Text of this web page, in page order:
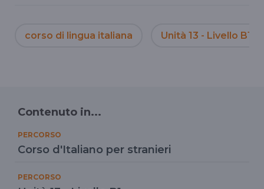
corso di lingua italiana Unità 13 - Livello B1
Contenuto in...
PERCORSO
Corso d'Italiano per stranieri
PERCORSO